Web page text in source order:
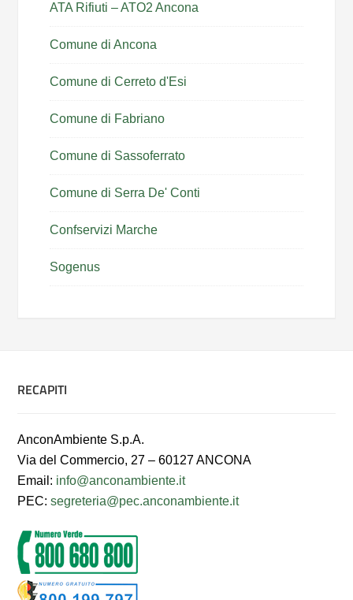
ATA Rifiuti – ATO2 Ancona
Comune di Ancona
Comune di Cerreto d'Esi
Comune di Fabriano
Comune di Sassoferrato
Comune di Serra De' Conti
Confservizi Marche
Sogenus
RECAPITI
AnconAmbiente S.p.A.
Via del Commercio, 27 – 60127 ANCONA
Email: info@anconambiente.it
PEC:segreteria@pec.anconambiente.it